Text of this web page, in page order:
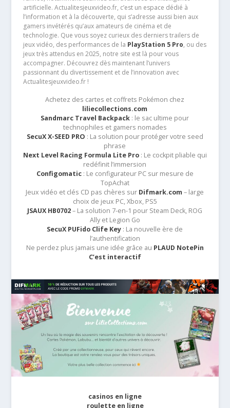
artificielle. Actualitesjeuxvideo.fr, c’est un espace dédié à
l’information et à la découverte, qui s’adresse aussi bien aux
gamers invétérés qu’aux amateurs de cinéma et de
technologie. Que vous soyez curieux des derniers trailers de
jeux vidéo, des performances de la PlayStation 5 Pro, ou des
jeux très attendus en 2025, notre site est là pour vous
accompagner. Découvrez dès maintenant l’univers
passionnant du divertissement et de l’innovation avec
Actualitesjeuxvideo.fr !
Achetez des cartes et coffrets Pokémon chez
liliecollections.com
Sandmarc Travel Backpack : le sac ultime pour
technophiles et gamers nomades
SecuX X-SEED PRO : La solution pour protéger votre seed
phrase
Next Level Racing Formula Lite Pro: Le cockpit pliable qui
redéfinit l’immersion
Configomatic: Le configurateur PC sur mesure de
TopAchat
Jeux vidéo et clés CD pas chères sur Difmark.com – large
choix de jeux PC, Xbox, PS5
JSAUX HB0702– La solution 7-en-1 pour Steam Deck, ROG
Ally et Legion Go
SecuX PUFido Clife Key : La nouvelle ère de
l’authentification
Ne perdez plus jamais une idée grâce au PLAUD NotePin
C’est interactif
casinos en ligne
roulette en ligne